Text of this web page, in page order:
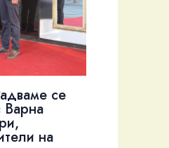
се
на